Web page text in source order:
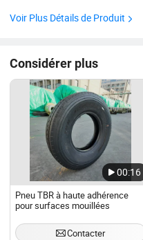
l'usure Nouvelle
Voir Plus Détails de Produit
Considérer plus
00:16
Pneu TBR à haute adhérence
pour surfaces mouillées
Contacter